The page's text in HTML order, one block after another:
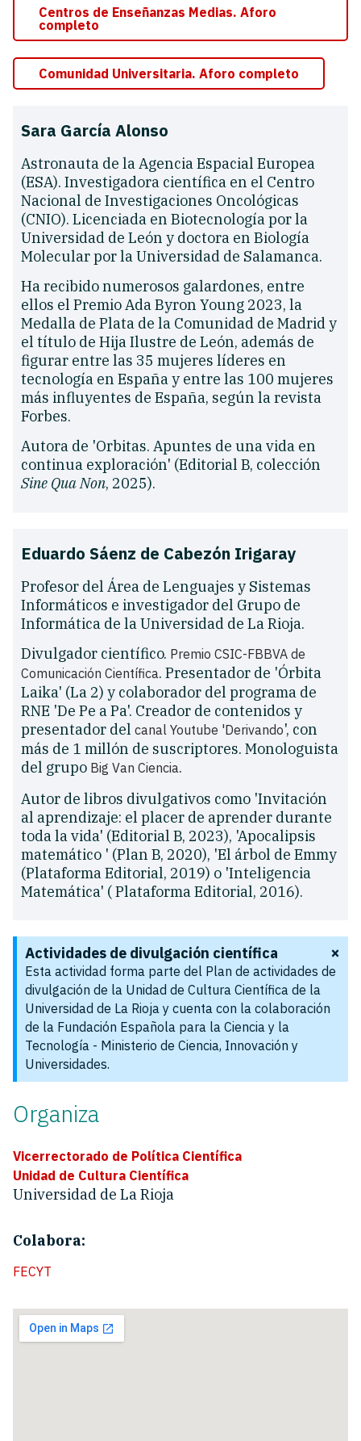
Centros de Enseñanzas Medias. Aforo
completo
Comunidad Universitaria. Aforo completo
Sara García Alonso
Astronauta de la Agencia Espacial Europea
(ESA). Investigadora científica en el Centro
Nacional de Investigaciones Oncológicas
(CNIO). Licenciada en Biotecnología por la
Universidad de León y doctora en Biología
Molecular por la Universidad de Salamanca.
Ha recibido numerosos galardones, entre
ellos el Premio Ada Byron Young 2023, la
Medalla de Plata de la Comunidad de Madrid y
el título de Hija Ilustre de León, además de
figurar entre las 35 mujeres líderes en
tecnología en España y entre las 100 mujeres
más influyentes de España, según la revista
Forbes.
Autora de 'Orbitas. Apuntes de una vida en
continua exploración' (Editorial B, colección
Sine Qua Non, 2025).
Eduardo Sáenz de Cabezón Irigaray
Profesor del Área de Lenguajes y Sistemas
Informáticos e investigador del Grupo de
Informática de la Universidad de La Rioja.
Divulgador científico. Premio CSIC-FBBVA de
Comunicación Científica. Presentador de 'Órbita
Laika' (La 2) y colaborador del programa de
RNE 'De Pe a Pa'. Creador de contenidos y
presentador del canal Youtube 'Derivando', con
más de 1 millón de suscriptores. Monologuista
del grupo Big Van Ciencia.
Autor de libros divulgativos como 'Invitación
al aprendizaje: el placer de aprender durante
toda la vida' (Editorial B, 2023), 'Apocalipsis
matemático ' (Plan B, 2020), 'El árbol de Emmy
(Plataforma Editorial, 2019) o 'Inteligencia
Matemática' ( Plataforma Editorial, 2016).
Actividades de divulgación científica
Esta actividad forma parte del Plan de actividades de
divulgación de la Unidad de Cultura Científica de la
Universidad de La Rioja y cuenta con la colaboración
de la Fundación Española para la Ciencia y la
Tecnología - Ministerio de Ciencia, Innovación y
Universidades.
×
Organiza
Vicerrectorado de Política Científica
Unidad de Cultura Científica
Universidad de La Rioja
Colabora:
FECYT